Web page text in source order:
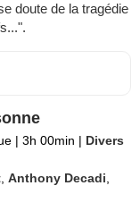
doute de la tragédie
| 3h 00min | Divers
,Anthony Decadi